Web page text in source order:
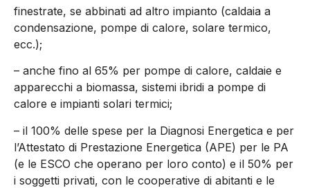
finestrate, se abbinati ad altro impianto (caldaia a
condensazione, pompe di calore, solare termico,
ecc.);
– anche fino al 65% per pompe di calore, caldaie e
apparecchi a biomassa, sistemi ibridi a pompe di
calore e impianti solari termici;
– il 100% delle spese per la Diagnosi Energetica e per
l’Attestato di Prestazione Energetica (APE) per le PA
(e le ESCO che operano per loro conto) e il 50% per
i soggetti privati, con le cooperative di abitanti e le